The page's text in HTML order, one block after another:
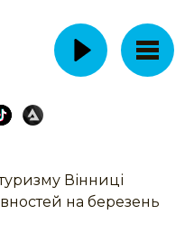
Вінниці
на березень